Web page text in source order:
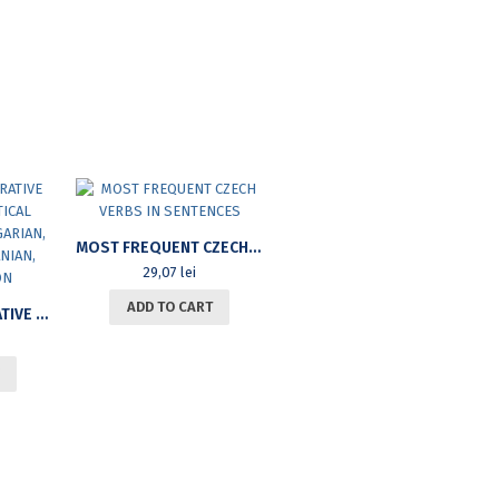
LYRICAL AND NARRATIVE HYPOSTASES: CRITICAL ITINERARIES IN BULGARIAN, POLISH AND ROMANIAN, SECOND EDITION
MOST FREQUENT CZECH VERBS IN SENTENCES
29,07lei
ADD TO CART